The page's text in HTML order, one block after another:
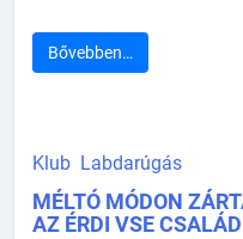
Bővebben…
Klub Labdarúgás
MÉLTÓ MÓDON
AZ ÉRDI VSE